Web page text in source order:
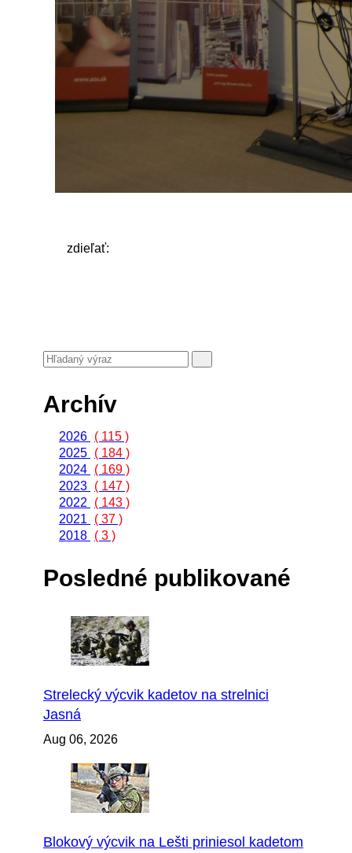
zdieľať:
Archív
2026 ( 115 )
2025 ( 184 )
2024 ( 169 )
2023 ( 147 )
2022
( 143 )
2021
( 37 )
2018 ( 3 )
Posledné publikované
Strelecký výcvik kadetov na strelnici
Jasná
Aug 06, 2026
Blokový výcvik na Lešti priniesol kadetom